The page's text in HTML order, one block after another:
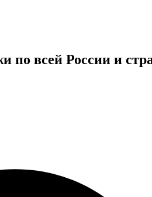
по всей России и